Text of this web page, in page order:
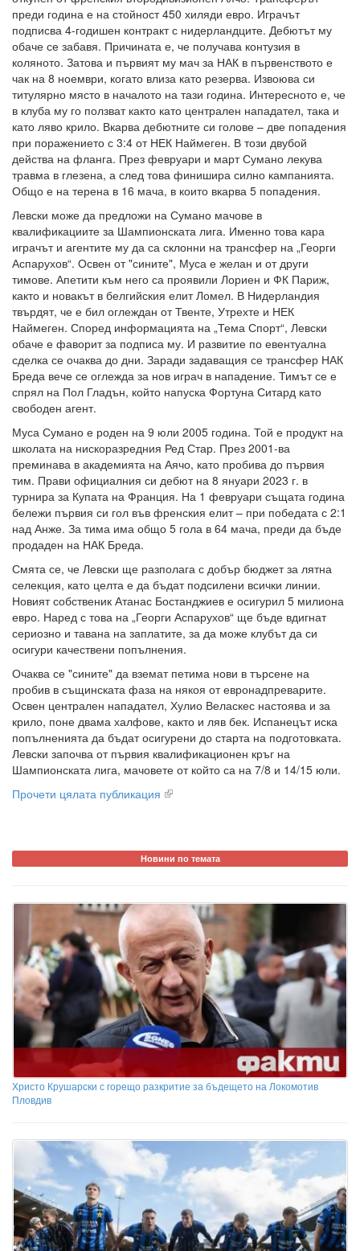
преди година е на стойност 450 хиляди евро. Играчът
подписва 4-годишен контракт с нидерландците. Дебютът му
обаче се забавя. Причината е, че получава контузия в
коляното. Затова и първият му мач за НАК в първенството е
чак на 8 ноември, когато влиза като резерва. Извоюва си
титулярно място в началото на тази година. Интересното е, че
в клуба му го ползват както като централен нападател, така и
като ляво крило. Вкарва дебютните си голове – две попадения
при поражението с 3:4 от НЕК Наймеген. В този двубой
действа на фланга. През февруари и март Сумано лекува
травма в глезена, а след това финишира силно кампанията.
Общо е на терена в 16 мача, в които вкарва 5 попадения.
Левски може да предложи на Сумано мачове в
квалификациите за Шампионската лига. Именно това кара
играчът и агентите му да са склонни на трансфер на „Георги
Аспарухов“. Освен от "сините", Муса е желан и от други
тимове. Апетити към него са проявили Лориен и ФК Париж,
както и новакът в белгийския елит Ломел. В Нидерландия
твърдят, че е бил оглеждан от Твенте, Утрехте и НЕК
Наймеген. Според информацията на „Тема Спорт“, Левски
обаче е фаворит за подписа му. И развитие по евентуална
сделка се очаква до дни. Заради задаващия се трансфер НАК
Бреда вече се оглежда за нов играч в нападение. Тимът се е
спрял на Пол Гладън, който напуска Фортуна Ситард като
свободен агент.
Муса Сумано е роден на 9 юли 2005 година. Той е продукт на
школата на нискоразредния Ред Стар. През 2001-ва
преминава в академията на Аячо, като пробива до първия
тим. Прави официалния си дебют на 8 януари 2023 г. в
турнира за Купата на Франция. На 1 февруари същата година
бележи първия си гол във френския елит – при победата с 2:1
над Анже. За тима има общо 5 гола в 64 мача, преди да бъде
продаден на НАК Бреда.
Смята се, че Левски ще разполага с добър бюджет за лятна
селекция, като целта е да бъдат подсилени всички линии.
Новият собственик Атанас Бостанджиев е осигурил 5 милиона
евро. Наред с това на „Георги Аспарухов“ ще бъде вдигнат
сериозно и тавана на заплатите, за да може клубът да си
осигури качествени попълнения.
Очаква се "сините" да вземат петима нови в търсене на
пробив в същинската фаза на някоя от евронадпреварите.
Освен централен нападател, Хулио Веласкес настоява и за
крило, поне двама халфове, както и ляв бек. Испанецът иска
попълненията да бъдат осигурени до старта на подготовката.
Левски започва от първия квалификационен кръг на
Шампионската лига, мачовете от който са на 7/8 и 14/15 юли.
Прочети цялата публикация
Новини по темата
Христо Крушарски с горещо разкритие за бъдещето на Локомотив
Пловдив